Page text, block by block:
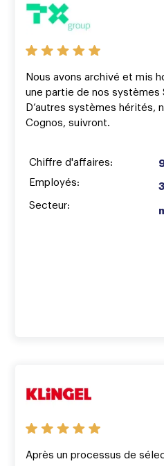
Nous avons archivé et mis
une partie de nos systèmes
D’autres systèmes hérités,
Cognos, suivront.
Chiffre d'affaires:
Employés:
Secteur:
Après un processus de